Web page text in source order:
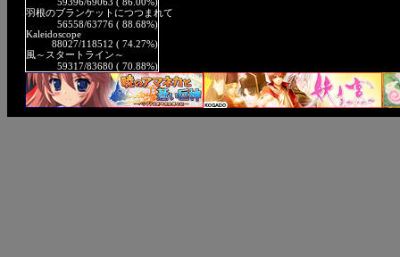
59396/69063 ( 86.00%)
羽根のブランケットにつつまれて
56558/63776 ( 88.68%)
Kaleidoscope
88027/118512 ( 74.27%)
風～スタートライン～
59317/83680 ( 70.88%)